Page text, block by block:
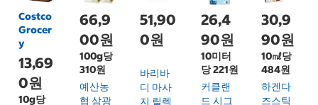
Costco
Grocer
y
13,69
0원
10g당
66,9
00원
100g당
310원
예산농
협 삼광
51,90
0원
바리바
디 마사
지 릴렉
26,4
90원
10미터
당 221원
커클랜
드 시그
30,9
90원
10㎖당
484원
하겐다
즈스틱